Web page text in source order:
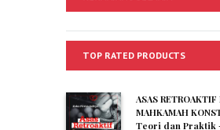
TOP RATED PRODUCTS
ASAS RETROAKTIF
MAHKAMAH
Teori dan Praktik